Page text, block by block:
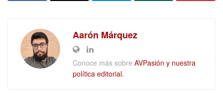
Aarón Márquez
Conoce más sobre AVPasión y nuestra
política editorial.